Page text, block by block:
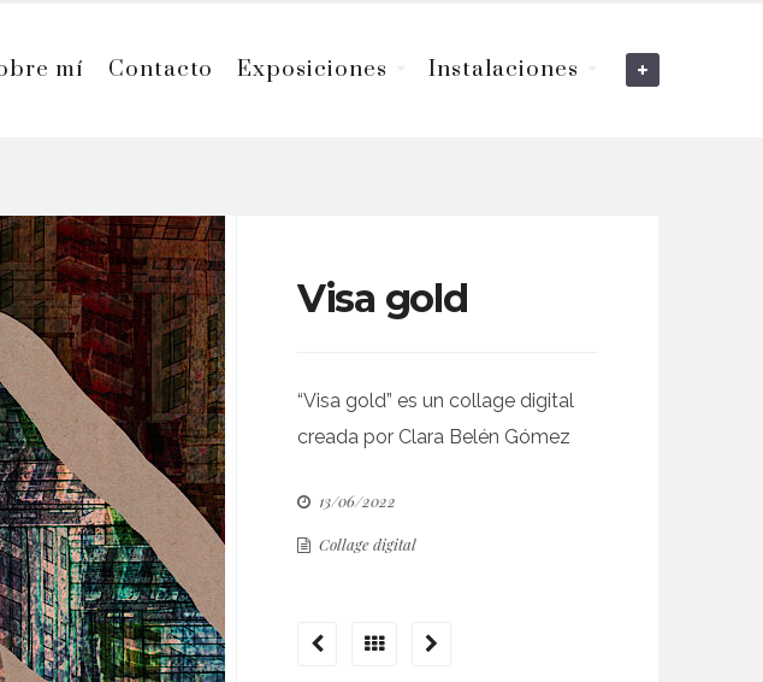
mí Contacto Exposiciones Instalaciones
Visa gold
“Visa gold” es un collage digital
creada por Clara Belén Gómez
13/06/2022
Collage digital